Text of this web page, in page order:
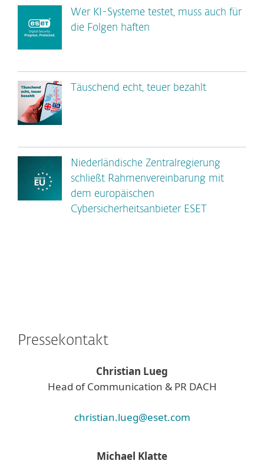
Wer KI-Systeme testet, muss auch für
die Folgen haften
Täuschend echt, teuer bezahlt
Niederländische Zentralregierung
schließt Rahmenvereinbarung mit
dem europäischen
Cybersicherheitsanbieter ESET
Pressekontakt
Christian Lueg
Head of Communication & PR DACH
christian.lueg@eset.com
Michael Klatte